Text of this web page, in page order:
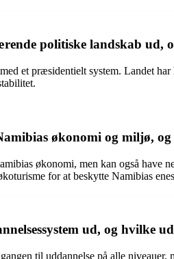
politiske landskab ud,
et præsidentielt system. Landet
økonomi og miljø,
økonomi, men kan også
for at beskytte Namibias
ud, og hvilke
til uddannelse på alle